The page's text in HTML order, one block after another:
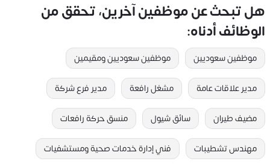
هل تبحث عن موظفين آخرين، تحقق من
الوظائف أدناه:
موظفين سعوديين موظفين سعوديين ومقيمين
مدير علاقات عامة مشغل رافعة مدير فرع شركة
مضيف طيران سائق شيول منسق حركة رافعات
مهندس تشطيبات فني إدارة خدمات صحية ومستشفيات